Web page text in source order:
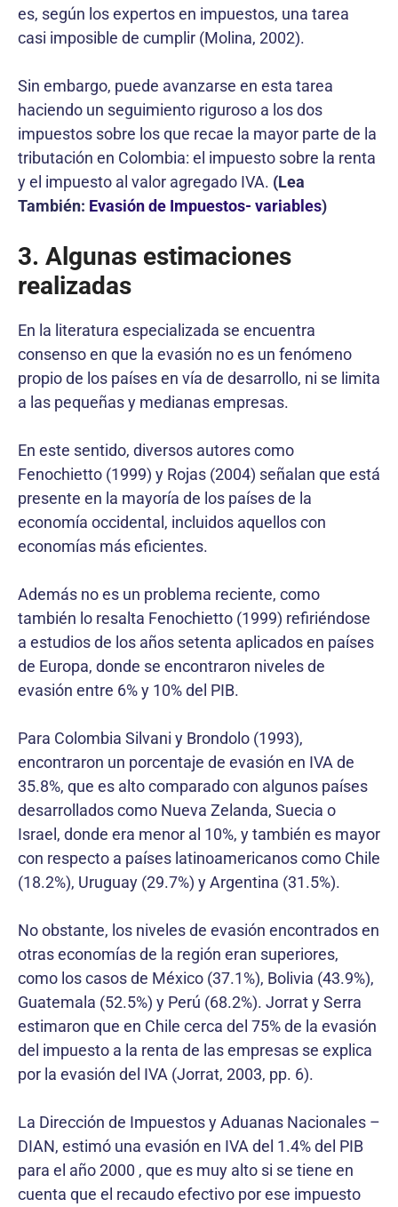
es, según los expertos en impuestos, una tarea
casi imposible de cumplir (Molina, 2002).
Sin embargo, puede avanzarse en esta tarea
haciendo un seguimiento riguroso a los dos
impuestos sobre los que recae la mayor parte de la
tributación en Colombia: el impuesto sobre la renta
y el impuesto al valor agregado IVA. (Lea
También: Evasión de Impuestos- variables)
3. Algunas estimaciones
realizadas
En la literatura especializada se encuentra
consenso en que la evasión no es un fenómeno
propio de los países en vía de desarrollo, ni se limita
a las pequeñas y medianas empresas.
En este sentido, diversos autores como
Fenochietto (1999) y Rojas (2004) señalan que está
presente en la mayoría de los países de la
economía occidental, incluidos aquellos con
economías más eficientes.
Además no es un problema reciente, como
también lo resalta Fenochietto (1999) refiriéndose
a estudios de los años setenta aplicados en países
de Europa, donde se encontraron niveles de
evasión entre 6% y 10% del PIB.
Para Colombia Silvani y Brondolo (1993),
encontraron un porcentaje de evasión en IVA de
35.8%, que es alto comparado con algunos países
desarrollados como Nueva Zelanda, Suecia o
Israel, donde era menor al 10%, y también es mayor
con respecto a países latinoamericanos como Chile
(18.2%), Uruguay (29.7%) y Argentina (31.5%).
No obstante, los niveles de evasión encontrados en
otras economías de la región eran superiores,
como los casos de México (37.1%), Bolivia (43.9%),
Guatemala (52.5%) y Perú (68.2%). Jorrat y Serra
estimaron que en Chile cerca del 75% de la evasión
del impuesto a la renta de las empresas se explica
por la evasión del IVA (Jorrat, 2003, pp. 6).
La Dirección de Impuestos y Aduanas Nacionales –
DIAN, estimó una evasión en IVA del 1.4% del PIB
para el año 2000 , que es muy alto si se tiene en
cuenta que el recaudo efectivo por ese impuesto